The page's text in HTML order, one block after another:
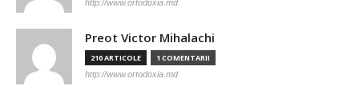
http://www.ortodoxia.md
Preot Victor Mihalachi
210 ARTICOLE 1 COMENTARII
http://www.ortodoxia.md